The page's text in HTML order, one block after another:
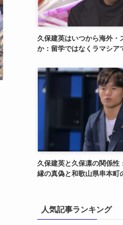
久保建英はいつから海外・
か：留学ではなくラマシア
久保建英と久保凛の関係性
縁の真偽と和歌山県串本町
人気記事ランキング